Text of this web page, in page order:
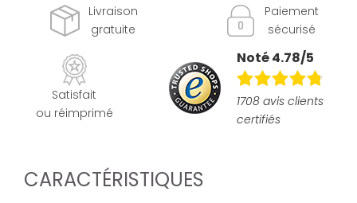
Livraison
gratuite
Paiement
sécurisé
Satisfait
ou réimprimé
Noté 4.78/5
1708 avis clients
certifiés
CARACTÉRISTIQUES